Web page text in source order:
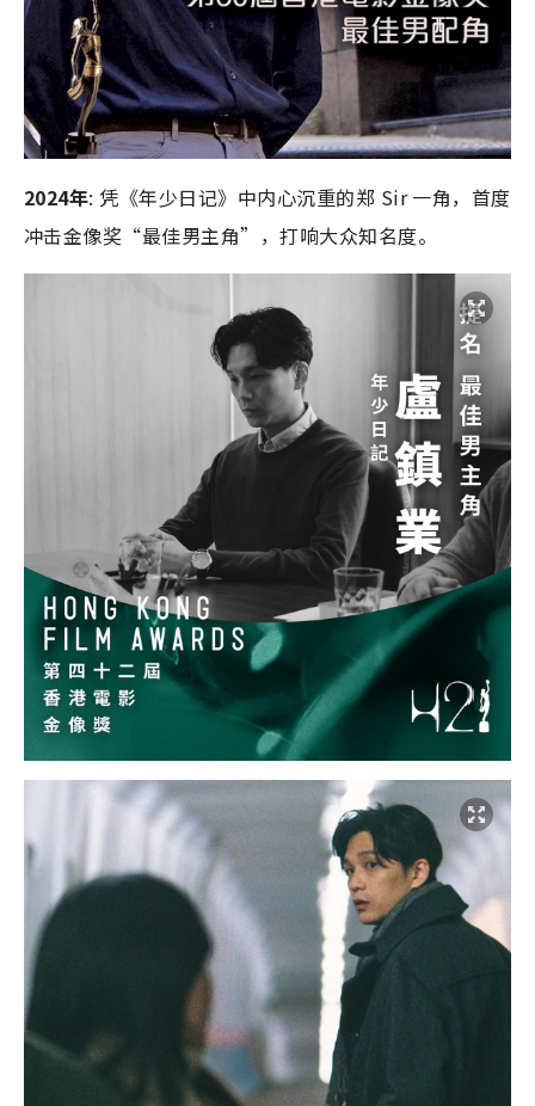
2024年: 凭《年少日记》中内心沉重的郑 Sir 一角，首度
冲击金像奖“最佳男主角”，打响大众知名度。